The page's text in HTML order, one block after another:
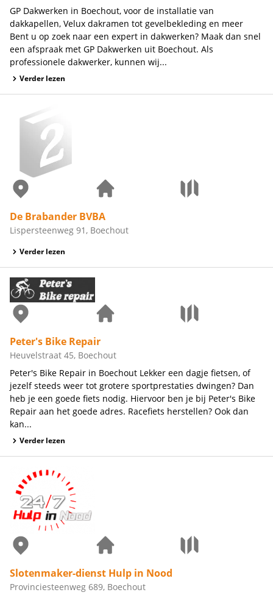
GP Dakwerken in Boechout, voor de installatie van
dakkapellen, Velux dakramen tot gevelbekleding en meer
Bent u op zoek naar een expert in dakwerken? Maak dan snel
een afspraak met GP Dakwerken uit Boechout. Als
professionele dakwerker, kunnen wij...
Verder lezen
De Brabander BVBA
Lispersteenweg 91, Boechout
Verder lezen
Peter's Bike Repair
Heuvelstraat 45, Boechout
Peter's Bike Repair in Boechout Lekker een dagje fietsen, of
jezelf steeds weer tot grotere sportprestaties dwingen? Dan
heb je een goede fiets nodig. Hiervoor ben je bij Peter's Bike
Repair aan het goede adres. Racefiets herstellen? Ook dan
kan...
Verder lezen
Slotenmaker-dienst Hulp in Nood
Provinciesteenweg 689, Boechout